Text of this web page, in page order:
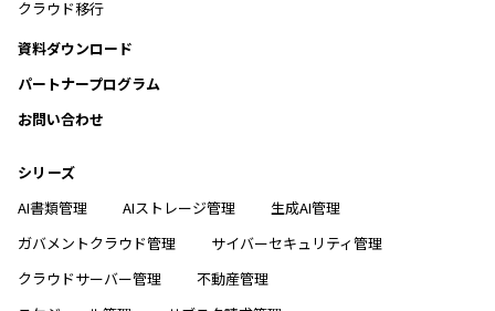
クラウド移行
資料ダウンロード
パートナープログラム
お問い合わせ
シリーズ
AI書類管理
AIストレージ管理
生成AI管理
ガバメントクラウド管理
サイバーセキュリティ管理
クラウドサーバー管理
不動産管理